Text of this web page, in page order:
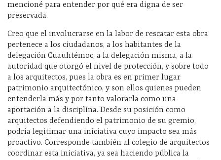
mencioné para entender por qué era digna de ser
preservada.
Creo que el involucrarse en la labor de rescatar esta obra
pertenece a los ciudadanos, a los habitantes de la
delegación Cuauhtémoc, a la delegación misma, a la
autoridad que otorgó el nivel de protección, y sobre todo
a los arquitectos, pues la obra es en primer lugar
patrimonio arquitectónico, y son ellos quienes pueden
entenderla más y por tanto valorarla como una
aportación a la disciplina. Desde su posición como
arquitectos defendiendo el patrimonio de su gremio,
podría legitimar una iniciativa cuyo impacto sea más
proactivo. Corresponde también al colegio de arquitectos
coordinar esta iniciativa, ya sea haciendo pública la